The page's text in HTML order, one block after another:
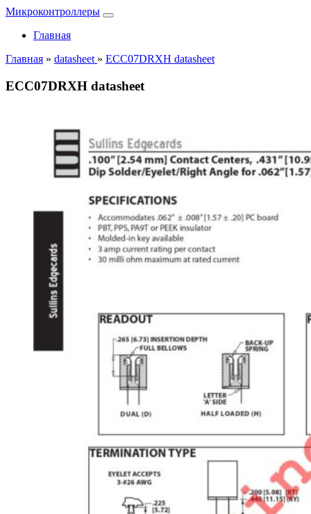
Микроконтроллеры
Главная
Главная » datasheet » ECC07DRXH datasheet
ECC07DRXH datasheet